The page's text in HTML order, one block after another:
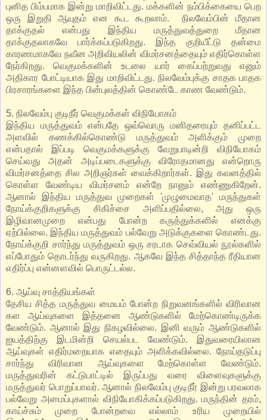
புனித பிம்பமாக இன்று மாறிவிட்டது. மக்களின் நம்பிக்கையை பெற
ஒரு இறுதி ஆயுதம் என கூட கூறலாம். நிலவேம்பின் மீதான
தாக்குதல் என்பது இந்திய மருத்துவத்துறை மீதான
தாக்குதலாகவே பார்க்கப்படுகிறது. இந்த குறியீட்டு தன்மை
காரணமாகவே நவீன அறிவியலின் விமர்சனத்தையும் எதிர்கொள்ள
நேர்கிறது. வெகுமக்களின் உடலை யார் கைப்பற்றுவது எனும்
அதிகார போட்டியாக இது மாறிவிட்டது. நிலவேம்புக்கு சாதக பாதக
பிரசாரங்களை இந்த பின்புலத்தின் கொண்டே காண வேண்டும்.
5. நிலவேம்பு குடிநீர் வெகுமக்கள் விநியோகம்
இந்திய மருத்துவம் என்பதே ஒவ்வொரு மனிதரையும் தனிப்பட்ட
அளவில் கணக்கில்கொண்டு மருத்துவம் அளிக்கும் முறை
என்பதால் இப்படி வெகுமக்களுக்கு வேறுபாடின்றி விநியோகம்
செய்வது அதன் அடிப்படைகளுக்கு விரோதமானது என்றொரு
விமர்சனத்தை சில அறிஞர்கள் வைக்கிறார்கள். இது கவனத்தில்
கொள்ள வேண்டிய விமர்சனம் என்றே நானும் எண்ணுகிறேன்.
ஆனால் இந்திய மருத்துவ முறைகள் 'முழுமைவாத' மருந்துகள்
நோய்க்குறிகளுக்கு சிகிச்சை அளிப்பதில்லை, அது ஒரு
இழிவானமுறை என்பது போன்ற கருத்துக்களில் எனக்கு
ஏற்பில்லை. இந்திய மருத்துவம் பல்வேறு அடுக்குகளை கொண்டது.
நோய்க்குறி சார்ந்து மருத்துவம் ஒரு சரடாக செவ்வியல் நூல்களில்
எப்போதும் தொடர்ந்து வருகிறது. ஆகவே இந்த சித்தாந்த ரீதியான
எதிர்ப்பு என்னளவில் பொருட்டல்ல.
6. ஆய்வு சாத்தியங்கள்
தேசிய சித்த மருத்துவ மையம் போன்ற நிறுவனங்களில் விரிவான
கள ஆய்வுகளை இத்தனை ஆண்டுகளில் மேற்கொண்டிருக்க
வேண்டும். ஆனால் இது நிகழவில்லை. இனி வரும் ஆண்டுகளில்
ஐயத்திற்கு இடமின்றி செயல்பட வேண்டும். இதுவரையிலான
ஆய்வுகள் எதிர்மறையாக எதையும் அளிக்கவில்லை. நோய்தடுப்பு
சார்ந்து விரிவான ஆய்வுகளை மேற்கொள்ள வேண்டும்.
மருத்துவரின் கட்டுபாட்டில் இருப்பது வரை விளைவுகளுக்கு
மருத்துவர் பொறுப்பாவர். ஆனால் நிலவேம்பு குடிநீர் இன்று பரவலாக
பல்வேறு அமைப்புகளால் விநியோகிக்கப்படுகிறது. மருந்தின் தரம்,
காய்ச்சும் முறை போன்றவை எல்லாம் உரிய முறையில்